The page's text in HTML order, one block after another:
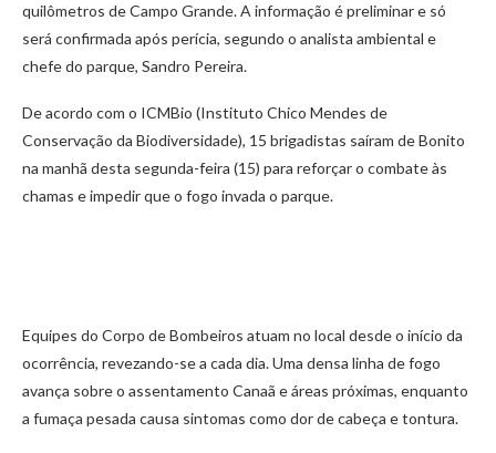
quilômetros de Campo Grande. A informação é preliminar e só
será confirmada após perícia, segundo o analista ambiental e
chefe do parque, Sandro Pereira.
De acordo com o ICMBio (Instituto Chico Mendes de
Conservação da Biodiversidade), 15 brigadistas saíram de Bonito
na manhã desta segunda-feira (15) para reforçar o combate às
chamas e impedir que o fogo invada o parque.
Equipes do Corpo de Bombeiros atuam no local desde o início da
ocorrência, revezando-se a cada dia. Uma densa linha de fogo
avança sobre o assentamento Canaã e áreas próximas, enquanto
a fumaça pesada causa sintomas como dor de cabeça e tontura.